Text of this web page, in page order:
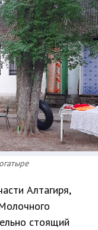
Алтагиря,
стоящий